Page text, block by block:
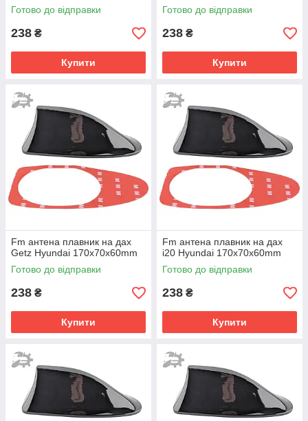
Готово до відправки
238 ₴
Купити
Готово до відправки
238 ₴
Купити
Fm антена плавник на дах
Getz Hyundai 170х70х60mm
Готово до відправки
238 ₴
Купити
Fm антена плавник на дах
i20 Hyundai 170х70х60mm
Готово до відправки
238 ₴
Купити